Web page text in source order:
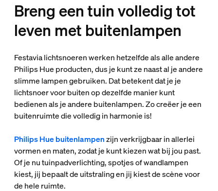
Breng een tuin volledig tot
leven met buitenlampen
Festavia lichtsnoeren werken hetzelfde als alle andere
Philips Hue producten, dus je kunt ze naast al je andere
slimme lampen gebruiken. Dat betekent dat je je
lichtsnoer voor buiten op dezelfde manier kunt
bedienen als je andere buitenlampen. Zo creëer je een
buitenruimte die volledig in harmonie is!
Philips Hue buitenlampenzijn verkrijgbaar in allerlei
vormen en maten, zodat je kunt kiezen wat bij jou past.
Of je nu tuinpadverlichting, spotjes of wandlampen
kiest, jij bepaalt de uitstraling en jij kiest de scène voor
de hele ruimte.